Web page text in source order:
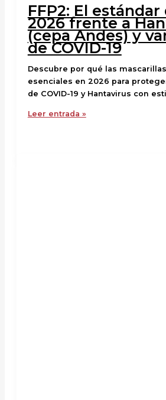
FFP2: El
2026 frente a
(cepa Andes) y
de COVID-19
Descubre por qué las
esenciales en 2026 para
de COVID-19 y Hantavirus con
Leer entrada »